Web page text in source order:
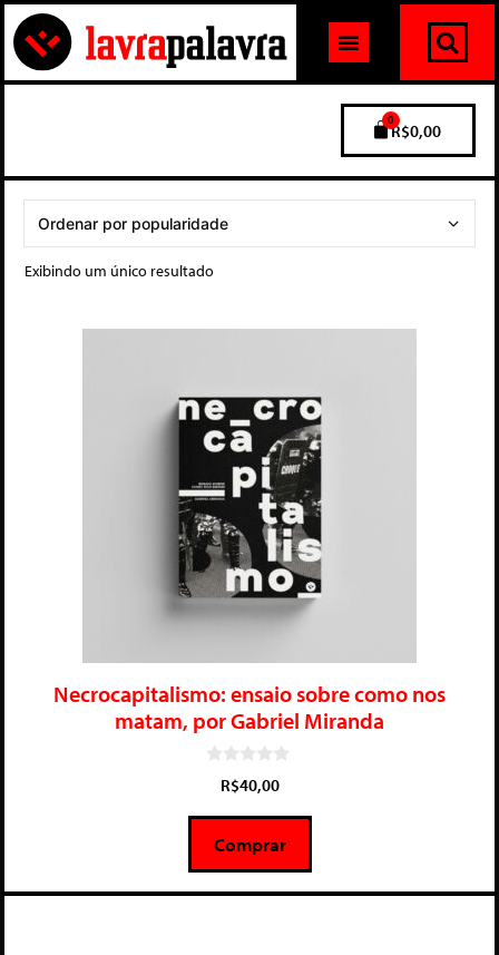
R$0,00
0
Exibindo um único resultado
Necrocapitalismo: ensaio sobre como nos
matam, por Gabriel Miranda
5
R$40,00
Comprar